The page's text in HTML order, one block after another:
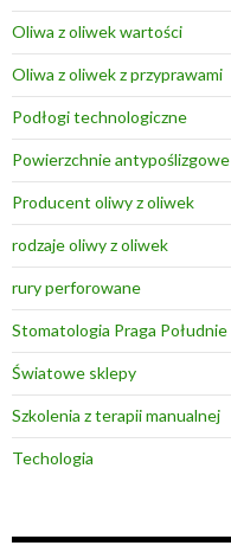
Oliwa z oliwek wartości
Oliwa z oliwek z przyprawami
Podłogi technologiczne
Powierzchnie antypoślizgowe
Producent oliwy z oliwek
rodzaje oliwy z oliwek
rury perforowane
Stomatologia Praga Południe
Światowe sklepy
Szkolenia z terapii manualnej
Techologia